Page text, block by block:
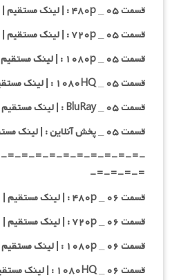
قسمت ۰۵ _ ۴۸۰p : | لینک مستقیم |
قسمت ۰۵ _ ۷۲۰p : | لینک مستقیم |
قسمت ۰۵ _ ۱۰۸۰p : | لینک مستقیم |
قسمت ۰۵ _ ۱۰۸۰HQ : | لینک مستقیم |
قسمت ۰۵ _ BluRay : | لینک مستقیم |
قسمت ۰۵ _ پخش آنلاین : | لینک مستقیم |
=-=-=-=-=-=-=-=-=-=-
=-=-=-=-
قسمت ۰۶ _ ۴۸۰p : | لینک مستقیم |
قسمت ۰۶ _ ۷۲۰p : | لینک مستقیم |
قسمت ۰۶ _ ۱۰۸۰p : | لینک مستقیم |
قسمت ۰۶ _ ۱۰۸۰HQ : | لینک مستقیم |